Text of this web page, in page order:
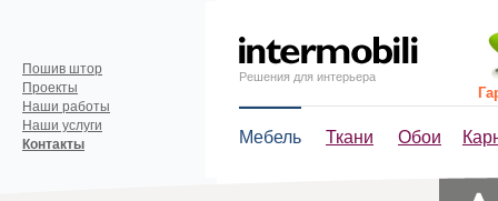
Решения для интерьера
Мебель Ткани Обои
Пошив штор
Проекты
Наши работы
Наши услуги
Контакты